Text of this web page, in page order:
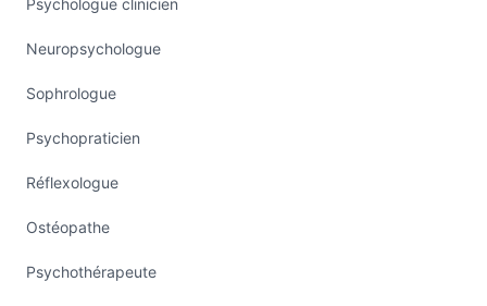
Psychologue clinicien
Neuropsychologue
Sophrologue
Psychopraticien
Réflexologue
Ostéopathe
Psychothérapeute